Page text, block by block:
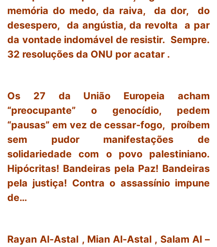
memória do medo, da raiva, da dor, do
desespero, da angústia, da revolta a par
da vontade indomável de resistir. Sempre.
32 resoluções da ONU por acatar .
Os 27 da União Europeia acham
“preocupante” o genocídio, pedem
“pausas” em vez de cessar-fogo, proíbem
sem pudor manifestações de
solidariedade com o povo palestiniano.
Hipócritas! Bandeiras pela Paz! Bandeiras
pela justiça! Contra o assassínio impune
de…
Rayan Al-Astal , Mian Al-Astal , Salam Al –